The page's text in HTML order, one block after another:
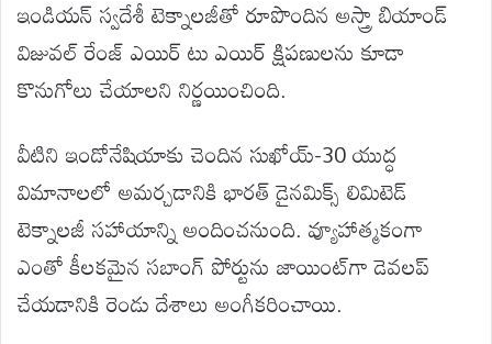
ఇండియన్ స్వదేశీ టెక్నాలజీతో రూపొందిన అస్త్రా బియాండ్
విజువల్ రేంజ్ ఎయిర్ టు ఎయిర్ క్షిపణులను కూడా
కొనుగోలు చేయాలని నిర్ణయించింది.
వీటిని ఇండోనేషియాకు చెందిన సుఖోయ్-30 యుద్ధ
విమానాలలో అమర్చడానికి భారత్ డైనమిక్స్ లిమిటెడ్
టెక్నాలజీ సహాయాన్ని అందించనుంది. వ్యూహాత్మకంగా
ఎంతో కీలకమైన సబాంగ్ పోర్టును జాయింట్‌గా డెవలప్‌
చేయడానికి రెండు దేశాలు అంగీకరించాయి.